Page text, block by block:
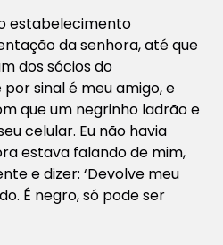
estabelecimento
da senhora, até que
dos sócios do
sinal é meu amigo, e
que um negrinho ladrão e
celular. Eu não havia
estava falando de mim,
e dizer: ‘Devolve meu
É negro, só pode ser